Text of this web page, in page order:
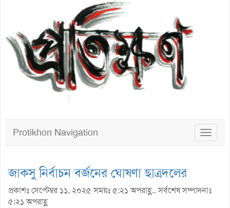
Toggle
Protikhon Navigation
জাকসু নির্বাচন বর্জনের ঘোষণা ছাত্রদলের
প্রকাশঃ সেপ্টেম্বর ১১, ২০২৫ সময়ঃ ৫:২১ অপরাহ্ণ.. সর্বশেষ সম্পাদনাঃ
৫:২১ অপরাহ্ণ